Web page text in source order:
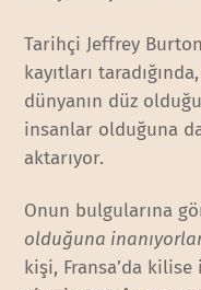
Tarihçi Jeffrey
kayıtları
dünyanın düz
insanlar olduğuna
aktarıyor.
Onun bulgularına
olduğuna
kişi, Fransa’da